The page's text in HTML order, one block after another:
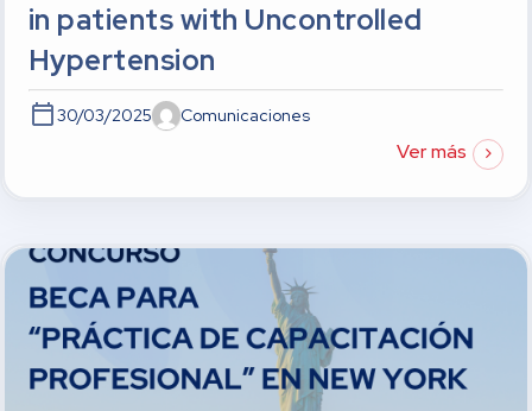
in patients with Uncontrolled
Hypertension
30/03/2025 Comunicaciones
Ver más